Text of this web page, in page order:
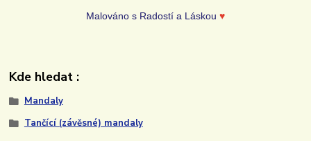
Malováno s Radostí a Láskou ♥
Kde hledat :
Mandaly
Tančící (závěsné) mandaly